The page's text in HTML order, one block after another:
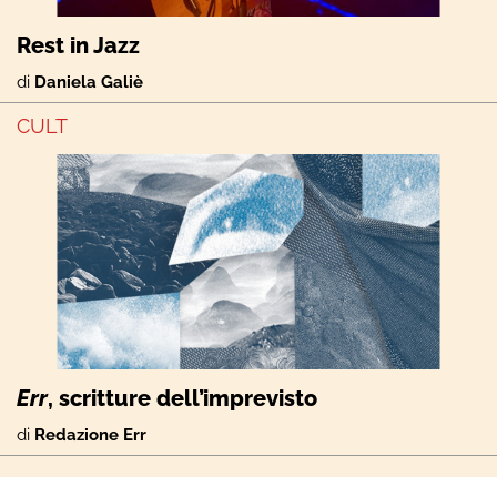
Rest in Jazz
di Daniela Galiè
CULT
Err, scritture dell’imprevisto
di Redazione Err